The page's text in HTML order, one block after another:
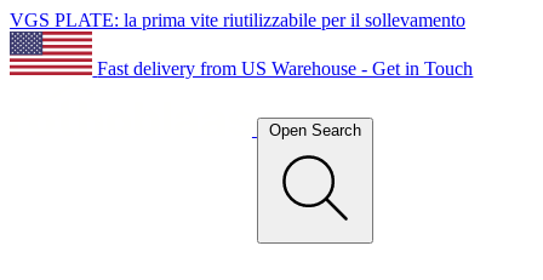
VGS PLATE: la prima vite riutilizzabile per il sollevamento
Fast delivery from US Warehouse - Get in Touch
Open Search